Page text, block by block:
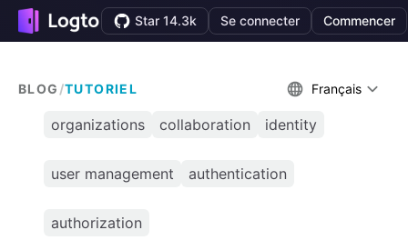
Star 14.3k Se connecter Commencer
BLOG /TUTORIEL Français
organizations collaboration identity
user management authentication
authorization